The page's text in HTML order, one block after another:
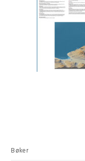
Bøker